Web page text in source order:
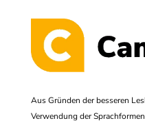
Aus Gründen der besseren
Verwendung der